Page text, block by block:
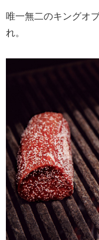
唯一無二のキングオ
れ。